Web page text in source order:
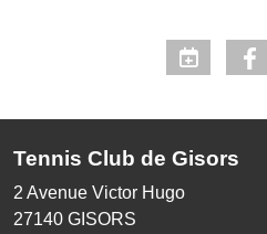
Tennis Club de Gisors
2 Avenue Victor Hugo
27140 GISORS